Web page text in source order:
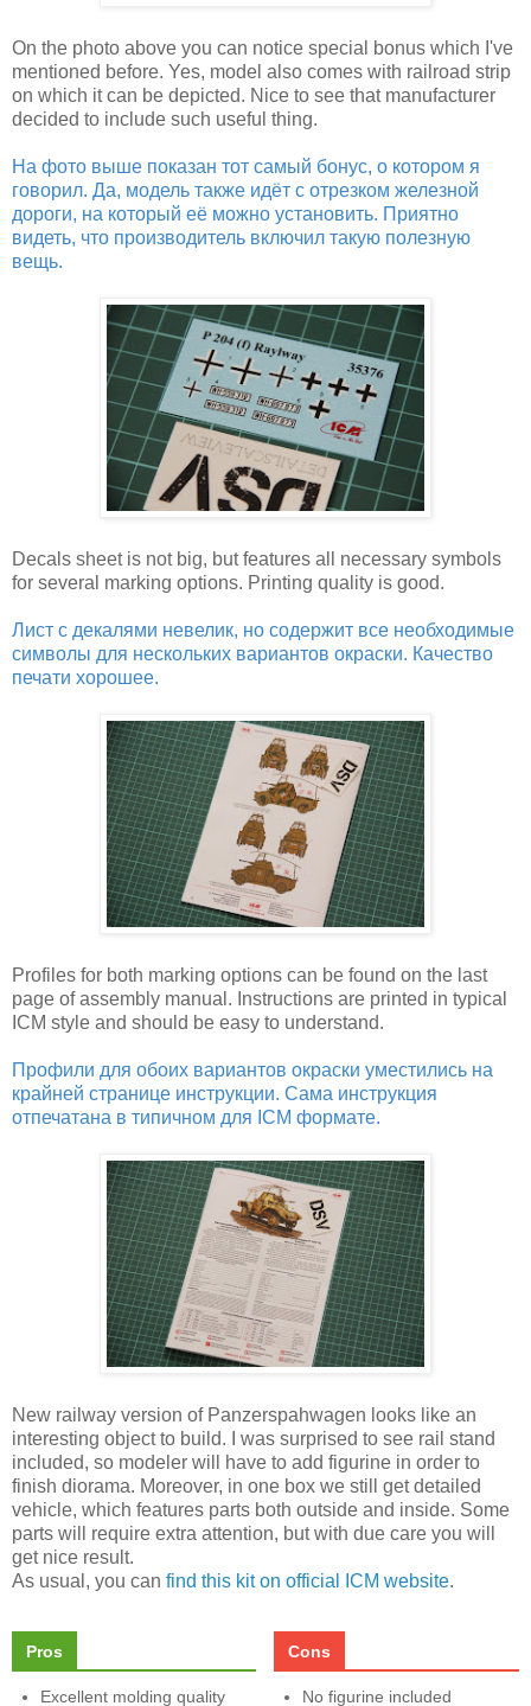
On the photo above you can notice special bonus which I've
mentioned before. Yes, model also comes with railroad strip
on which it can be depicted. Nice to see that manufacturer
decided to include such useful thing.
На фото выше показан тот самый бонус, о котором я
говорил. Да, модель также идёт с отрезком железной
дороги, на который её можно установить. Приятно
видеть, что производитель включил такую полезную
вещь.
Decals sheet is not big, but features all necessary symbols
for several marking options. Printing quality is good.
Лист с декалями невелик, но содержит все необходимые
символы для нескольких вариантов окраски. Качество
печати хорошее.
Profiles for both marking options can be found on the last
page of assembly manual. Instructions are printed in typical
ICM style and should be easy to understand.
Профили для обоих вариантов окраски уместились на
крайней странице инструкции. Сама инструкция
отпечатана в типичном для ICM формате.
New railway version of Panzerspahwagen looks like an
interesting object to build. I was surprised to see rail stand
included, so modeler will have to add figurine in order to
finish diorama. Moreover, in one box we still get detailed
vehicle, which features parts both outside and inside. Some
parts will require extra attention, but with due care you will
get nice result.
As usual, you can find this kit on official ICM website.
Pros
Excellent molding quality
Cons
No figurine included